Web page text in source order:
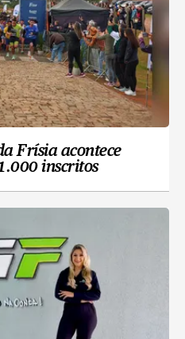
Frísia acontece
inscritos